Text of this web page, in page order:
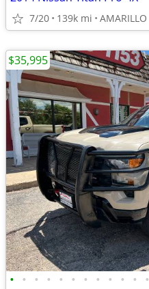
7/20 139k mi AMARILLO
• • • • • • • • • • • •
$35,995